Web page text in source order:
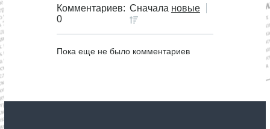
Комментариев:
0
Сначала новые
Пока еще не было комментариев